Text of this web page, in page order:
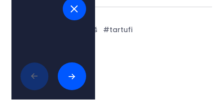
#priroda i okoliš #tartufi
Povezani članci